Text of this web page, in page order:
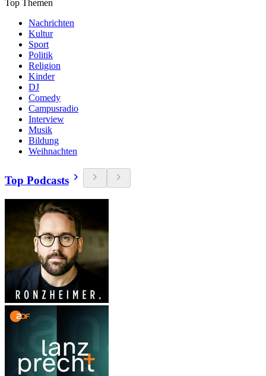
Top Themen
Nachrichten
Kultur
Sport
Politik
Religion
Kinder
DJ
Comedy
Campusradio
Interview
Musik
Bildung
Weihnachten
Top Podcasts